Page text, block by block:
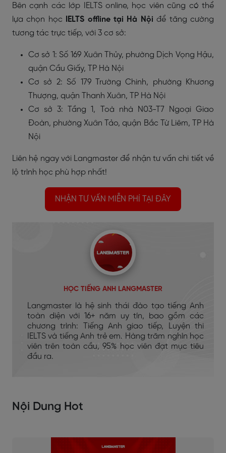
Bên cạnh các lớp IELTS online, học viên cũng có thể
lựa chọn học
IELTS offline tại Hà Nội để tăng cường
tương tác trực tiếp, với 3 cơ sở:
Cơ sở 1: Số 169 Xuân Thủy, phường Dịch Vọng Hậu,
quận Cầu Giấy, TP Hà Nội
Cơ sở 2: Số 179 Trường Chinh, phường Khương
Thượng, quận Thanh Xuân, TP Hà Nội
Cơ sở 3: Tầng 1, Toà nhà N03-T7 Ngoại Giao
Đoàn, phường Xuân Tảo, quận Bắc Từ Liêm, TP Hà
Nội
Liên hệ ngay với Langmaster để nhận tư vấn chi tiết về
lộ trình học phù hợp nhất!
NHẬN TƯ VẤN MIỄN PHÍ TẠI ĐÂY
HỌC TIẾNG ANH LANGMASTER
Langmaster là hệ sinh thái đào tạo tiếng Anh
toàn diện với 16+ năm uy tín, bao gồm các
chương trình: Tiếng Anh giao tiếp, Luyện thi
IELTS và tiếng Anh trẻ em. Hàng trăm nghìn học
viên trên toàn cầu, 95% học viên đạt mục tiêu
đầu ra.
Nội Dung Hot